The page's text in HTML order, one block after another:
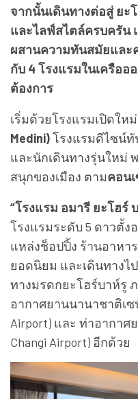
จากนั้นเดินทางต่อสู่ ยะ
และไลฟ์สไตล์ครบครัน
ผสานความทันสมัยและ
กับ 4 โรงแรมในเครือ
ต้องการ
เริ่มด้วยโรงแรมเปิดให
Medini)โรงแรมดีไซน์
และนักเดินทางรุ่นใหม่
สนุกของเมือง ตามคอน
“โรงแรม อมารี ยะโฮร์
โรงแรมระดับ 5 ดาวตั้ง
แหล่งช็อปปิ้ง ร้านอาหา
ยอดนิยม และเดินทางไ
ทางมรดกยะโฮร์บาห์รู
อากาศยานนานาชาติเซ
Airport) และ ท่าอากาศ
Changi Airport) อีกด้วย